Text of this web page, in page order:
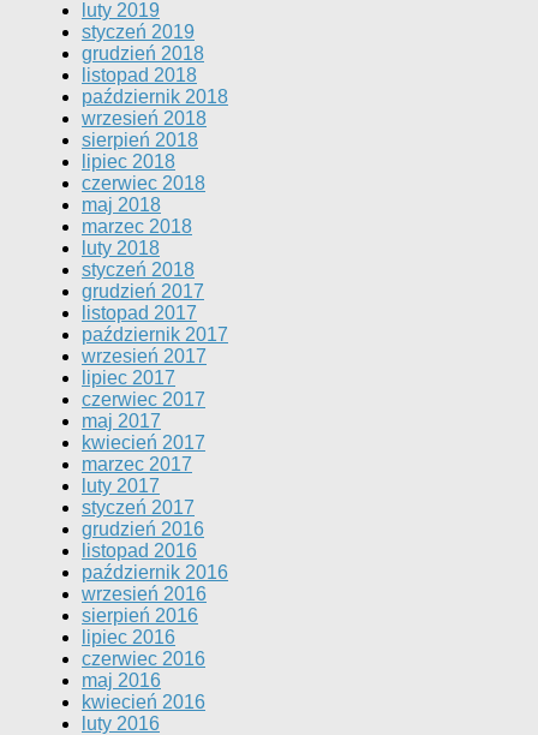
luty 2019
styczeń 2019
grudzień 2018
listopad 2018
październik 2018
wrzesień 2018
sierpień 2018
lipiec 2018
czerwiec 2018
maj 2018
marzec 2018
luty 2018
styczeń 2018
grudzień 2017
listopad 2017
październik 2017
wrzesień 2017
lipiec 2017
czerwiec 2017
maj 2017
kwiecień 2017
marzec 2017
luty 2017
styczeń 2017
grudzień 2016
listopad 2016
październik 2016
wrzesień 2016
sierpień 2016
lipiec 2016
czerwiec 2016
maj 2016
kwiecień 2016
luty 2016